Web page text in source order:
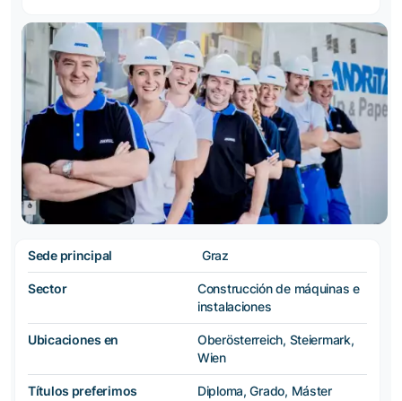
Sede principal Graz
Sector
Construcción de máquinas e
instalaciones
Ubicaciones en
Oberösterreich, Steiermark,
Wien
Títulos preferimos Diploma, Grado, Máster